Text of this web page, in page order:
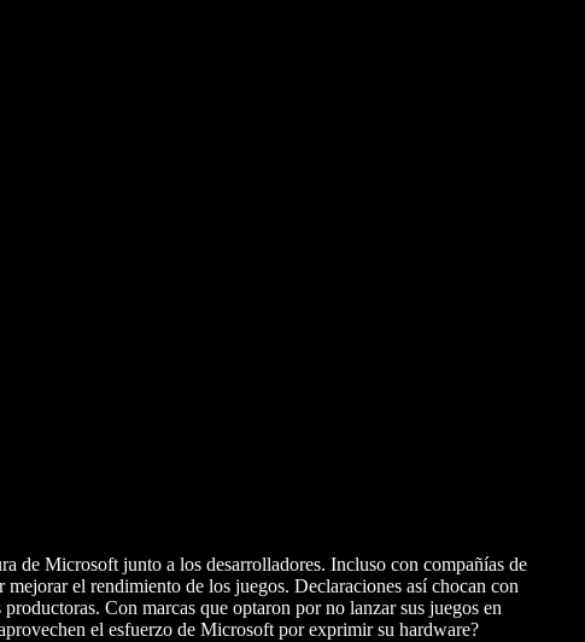
de Microsoft junto a los desarrolladores. Incluso con compañías de
el rendimiento de los juegos. Declaraciones así chocan con
Con marcas que optaron por no lanzar sus juegos en
el esfuerzo de Microsoft por exprimir su hardware?